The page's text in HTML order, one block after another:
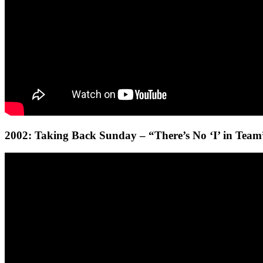
2002: Taking Back Sunday – “There’s No ‘I’ in